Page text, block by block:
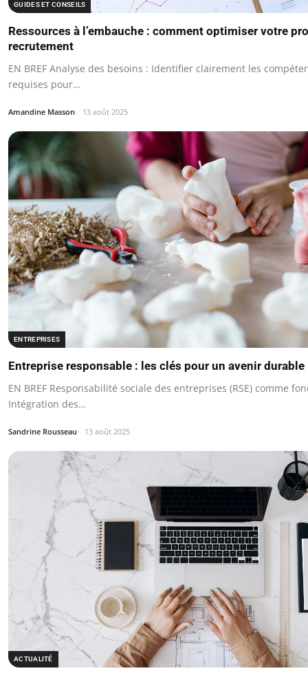
GUIDES ET CONSEILS
Ressources à l’embauche : comment optimiser votre
recrutement
EN BREF Analyse des besoins : Identifier clairement les
requises pour…
Amandine Masson 13 août 2025
ENTREPRISES
Entreprise responsable : les clés pour un avenir durable
EN BREF Responsabilité sociale des entreprises (RSE) comme
Intégration des…
Sandrine Rousseau 13 août 2025
ACTUALITÉ